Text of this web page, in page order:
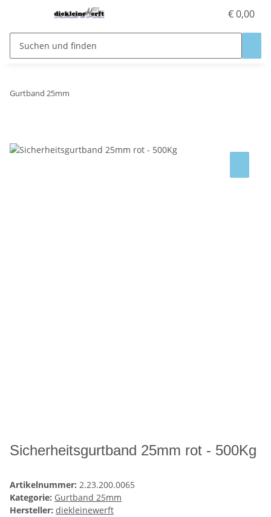
€ 0,00
Gurtband 25mm
Sicherheitsgurtband 25mm rot - 500Kg
Artikelnummer: 2.23.200.0065
Kategorie: Gurtband 25mm
Hersteller: diekleinewerft